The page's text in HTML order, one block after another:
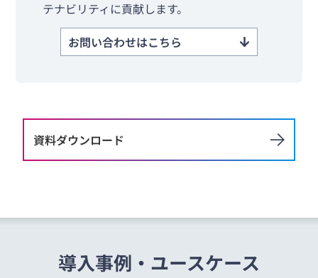
テナビリティに貢献します。
お問い合わせはこちら
資料ダウンロード
導入事例・ユースケース